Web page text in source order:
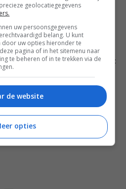
op een lage
met het snufje zout,
in een kom en meng het tot
mengsel over de taart en
op de bovenkant al je
taart nog 30 minuten in de
is dus eigenlijk het
ingrediënten.
geolocatiegegevens
uw persoonsgegevens
belang. U kunt
door uw opties hieronder te
pagina of in het sitemenu naar
te beheren of in te trekken via de
de website
opties